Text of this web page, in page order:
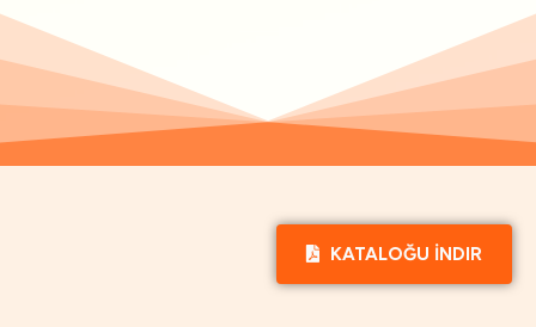
KATALOĞU İNDIR